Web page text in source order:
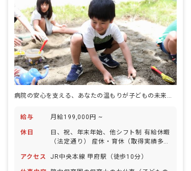
病院の安心を支える、あなたの温もりが子どもの未来を育む
給与 月給199,000円 ~
休日
日、祝、年末年始、他シフト制 有給休暇
（法定通り） 産休・育休（取得実績多
日
アクセス JR中央本線 甲府駅（徒歩10分）